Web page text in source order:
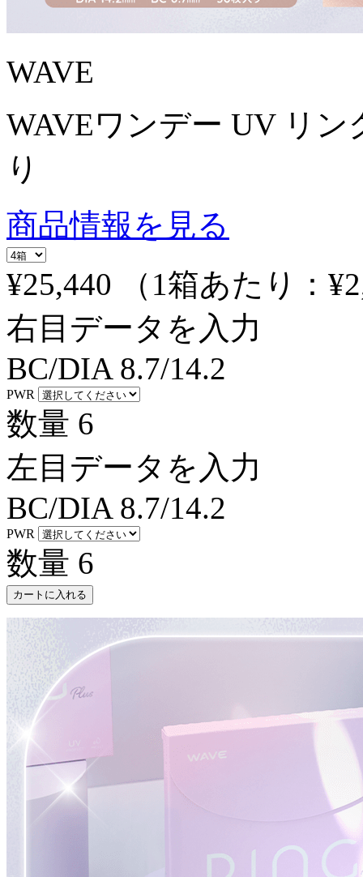
WAVE
WAVEワンデー UV リン
り
商品情報を見る
¥25,440
（1箱あたり：
右目データを入力
BC/DIA 8.7/14.2
PWR
数量 6
左目データを入力
BC/DIA 8.7/14.2
PWR
数量 6
カートに入れる